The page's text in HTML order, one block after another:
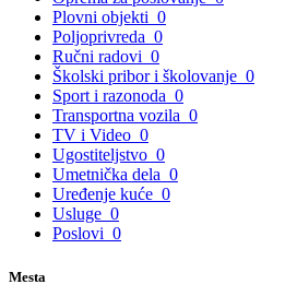
Plovni objekti 0
Poljoprivreda 0
Ručni radovi 0
Školski pribor i školovanje 0
Sport i razonoda 0
Transportna vozila 0
TV i Video 0
Ugostiteljstvo 0
Umetnička dela 0
Uređenje kuće 0
Usluge 0
Poslovi 0
Mesta